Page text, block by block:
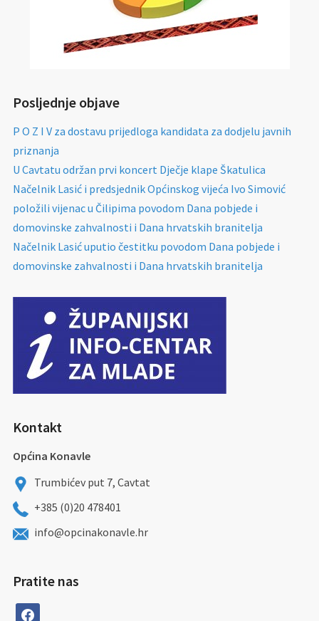
Posljednje objave
P O Z I V za dostavu prijedloga kandidata za dodjelu javnih
priznanja
U Cavtatu održan prvi koncert Dječje klape Škatulica
Načelnik Lasić i predsjednik Općinskog vijeća Ivo Simović
položili vijenac u Čilipima povodom Dana pobjede i
domovinske zahvalnosti i Dana hrvatskih branitelja
Načelnik Lasić uputio čestitku povodom Dana pobjede i
domovinske zahvalnosti i Dana hrvatskih branitelja
Kontakt
Općina Konavle
Trumbićev put 7, Cavtat
+385 (0)20 478401
info@opcinakonavle.hr
Pratite nas
facebook